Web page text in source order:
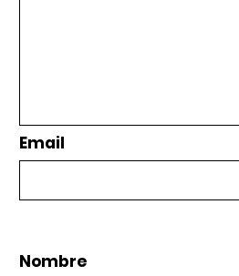
Email
Nombre